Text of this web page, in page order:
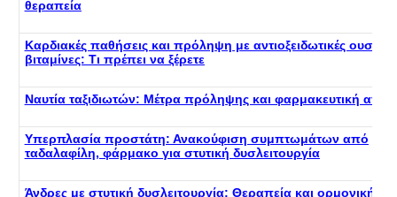
θεραπεία
Καρδιακές παθήσεις και πρόληψη με αντιοξειδωτικές ουσίες
βιταμίνες: Τι πρέπει να ξέρετε
Ναυτία ταξιδιωτών: Μέτρα πρόληψης και φαρμακευτική
Υπερπλασία προστάτη: Ανακούφιση συμπτωμάτων από
ταδαλαφίλη, φάρμακο για στυτική δυσλειτουργία
Άνδρες με στυτική δυσλειτουργία: Θεραπεία και ορμονική